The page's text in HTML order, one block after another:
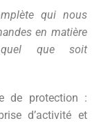
qui nous
en matière
quel que soit
de protection :
d’activité et